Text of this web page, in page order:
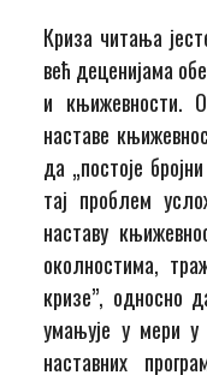
Криза читања
већ деценијама
и књижевности.
наставе
да „постоје
тај проблем
наставу
околностима,
кризе”, односно
умањује у мери у
наставних